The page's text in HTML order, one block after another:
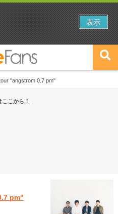
"angstrom 0.7 pm"
上半期編発表！
こから！
pm"
表示